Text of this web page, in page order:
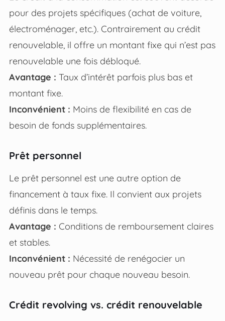
pour des projets spécifiques (achat de voiture,
électroménager, etc.). Contrairement au crédit
renouvelable, il offre un montant fixe qui n’est pas
renouvelable une fois débloqué.
Avantage : Taux d’intérêt parfois plus bas et
montant fixe.
Inconvénient : Moins de flexibilité en cas de
besoin de fonds supplémentaires.
Prêt personnel
Le prêt personnel est une autre option de
financement à taux fixe. Il convient aux projets
définis dans le temps.
Avantage : Conditions de remboursement claires
et stables.
Inconvénient : Nécessité de renégocier un
nouveau prêt pour chaque nouveau besoin.
Crédit revolving vs. crédit renouvelable